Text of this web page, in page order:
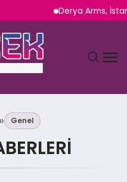
Derya Arms,
Genel